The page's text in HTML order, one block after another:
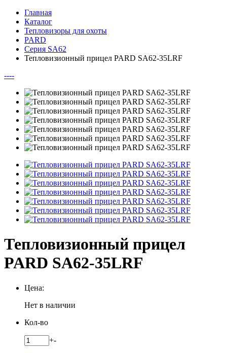
Главная
Каталог
Тепловизоры для охоты
PARD
Серия SA62
Тепловизионный прицел PARD SA62-35LRF
----
Тепловизионный прицел
PARD SA62-35LRF
Цена:
Нет в наличии
Кол-во
+-